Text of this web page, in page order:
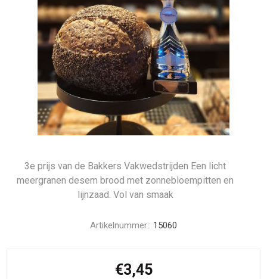
3e prijs van de Bakkers Vakwedstrijden Een licht
meergranen desem brood met zonnebloempitten en
lijnzaad. Vol van smaak
Artikelnummer:: 15060
€3,45